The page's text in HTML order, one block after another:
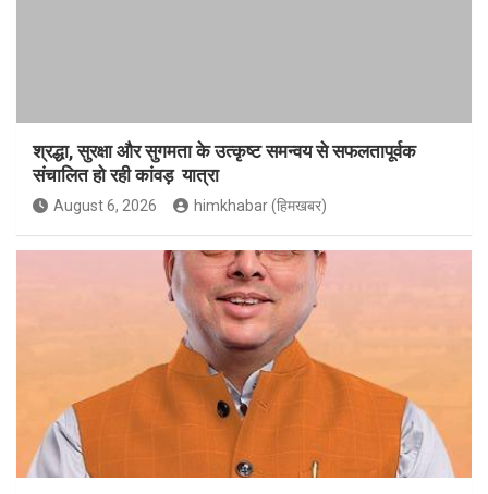
श्रद्धा, सुरक्षा और सुगमता के उत्कृष्ट समन्वय से सफलतापूर्वक
संचालित हो रही कांवड़ यात्रा
August 6, 2026 himkhabar (हिमखबर)